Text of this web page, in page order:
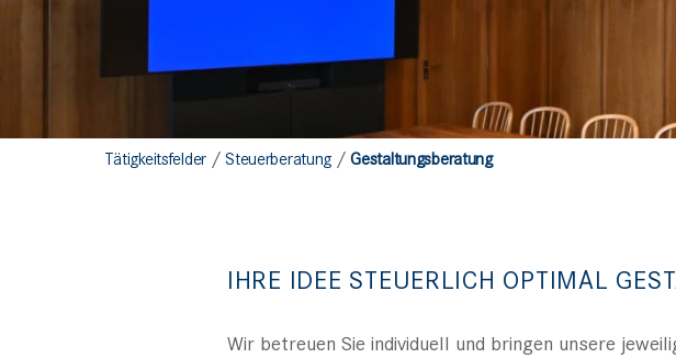
Tätigkeitsfelder/Steuerberatung /Gestaltungsberatung
IHRE IDEE STEUERLICH OPTIMAL
Wir betreuen Sie individuell und bringen unsere